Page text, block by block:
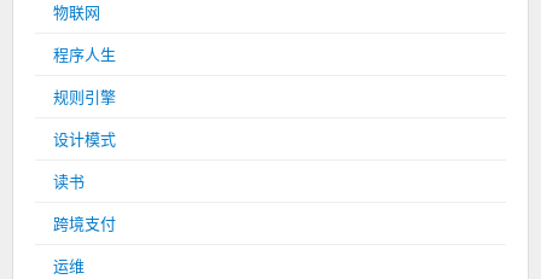
物联网
程序人生
规则引擎
设计模式
读书
跨境支付
运维